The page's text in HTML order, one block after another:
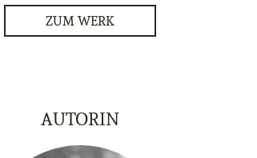
ZUM WERK
AUTORIN